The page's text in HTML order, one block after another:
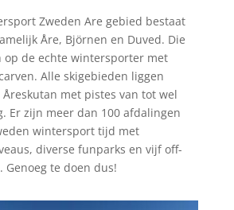
Zweden Are gebied bestaat
Åre, Björnen en Duved. Die
op de echte wintersporter met
Alle skigebieden liggen
met pistes van tot wel
Er zijn meer dan 100 afdalingen
wintersport tijd met
diverse funparks en vijf off-
te doen dus!